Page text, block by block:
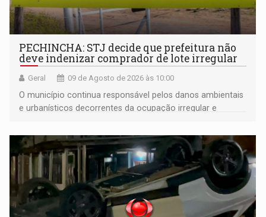
PECHINCHA: STJ decide que prefeitura não
deve indenizar comprador de lote irregular
Geral 09 de Agosto de 2026 às 10:00
O município continua responsável pelos danos ambientais
e urbanísticos decorrentes da ocupação irregular e